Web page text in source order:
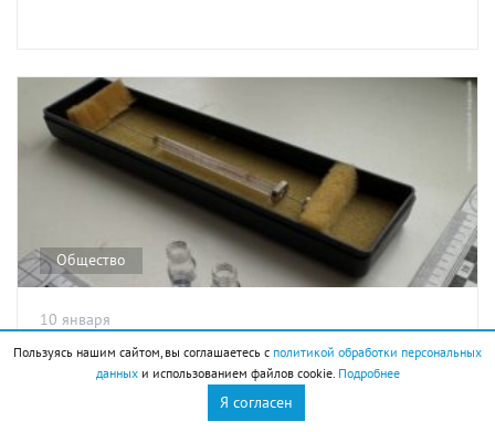
Общество
20-летняя приезжая может «сесть» на 20 лет
за фасовку наркотиков в Новороссийске
10 января
Пользуясь нашим сайтом, вы соглашаетесь с политикой обработки персональных
данныхи использованием файлов cookie. Подробнее
Я согласен